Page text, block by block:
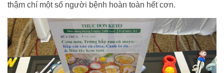
thậm chí một số người bệnh hoàn toàn hết cơn.